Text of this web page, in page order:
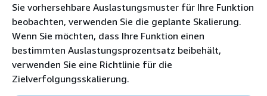
Sie vorhersehbare Auslastungsmuster für Ihre Funktion
beobachten, verwenden Sie die geplante Skalierung.
Wenn Sie möchten, dass Ihre Funktion einen
bestimmten Auslastungsprozentsatz beibehält,
verwenden Sie eine Richtlinie für die
Zielverfolgungsskalierung.